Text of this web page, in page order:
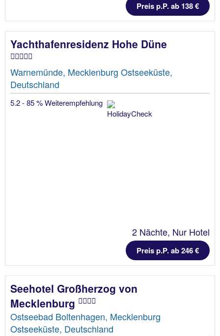
Preis p.P. ab 138 €
Yachthafenresidenz Hohe Düne
Warnemünde, Mecklenburg Ostseeküste,
Deutschland
5.2 - 85 % Weiterempfehlung
2 Nächte, Nur Hotel
Preis p.P. ab 246 €
Seehotel Großherzog von
Mecklenburg
Ostseebad Boltenhagen, Mecklenburg
Ostseeküste, Deutschland